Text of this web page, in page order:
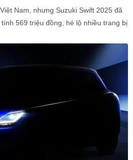
Nam, nhưng Suzuki Swift 2025 đã
569 triệu đồng, hé lộ nhiều trang bị